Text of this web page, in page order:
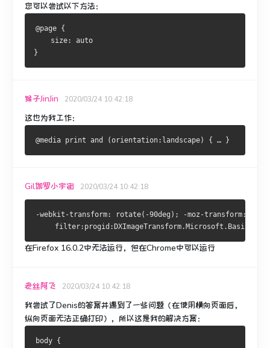
您可以尝试以下方法：
@page {
    size: auto
}
猴子JinJin 2020/03/24 10:42:18
这也为我工作：
Gil伽罗小宇宙 2020/03/24 10:42:18
-webkit-transform: rotate(-90deg); -moz-
在Firefox 16.0.2中无法运行，但在Chrome中可以运行
老丝阿飞 2020/03/24 10:42:18
我尝试了Denis的答案并遇到了一些问题（在使用横向页面后，
纵向页面无法正确打印），所以这是我的解决方案：
body {